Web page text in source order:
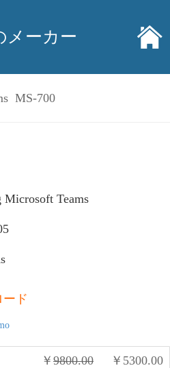
メーカー
MS-700
Microsoft Teams
ド
￥ 9800.00 ￥ 5300.00